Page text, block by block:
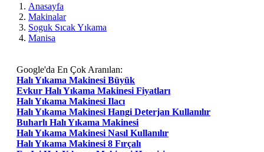
Anasayfa
Makinalar
Soguk Sıcak Yıkama
Manisa
Google'da En Çok Aranılan:
Halı Yıkama Makinesi Büyük
Evkur Halı Yıkama Makinesi Fiyatları
Halı Yıkama Makinesi Ilacı
Halı Yıkama Makinesi Hangi Deterjan Kullanılır
Buharlı Halı Yıkama Makinesi
Halı Yıkama Makinesi Nasıl Kullanılır
Halı Yıkama Makinesi 8 Fırçalı